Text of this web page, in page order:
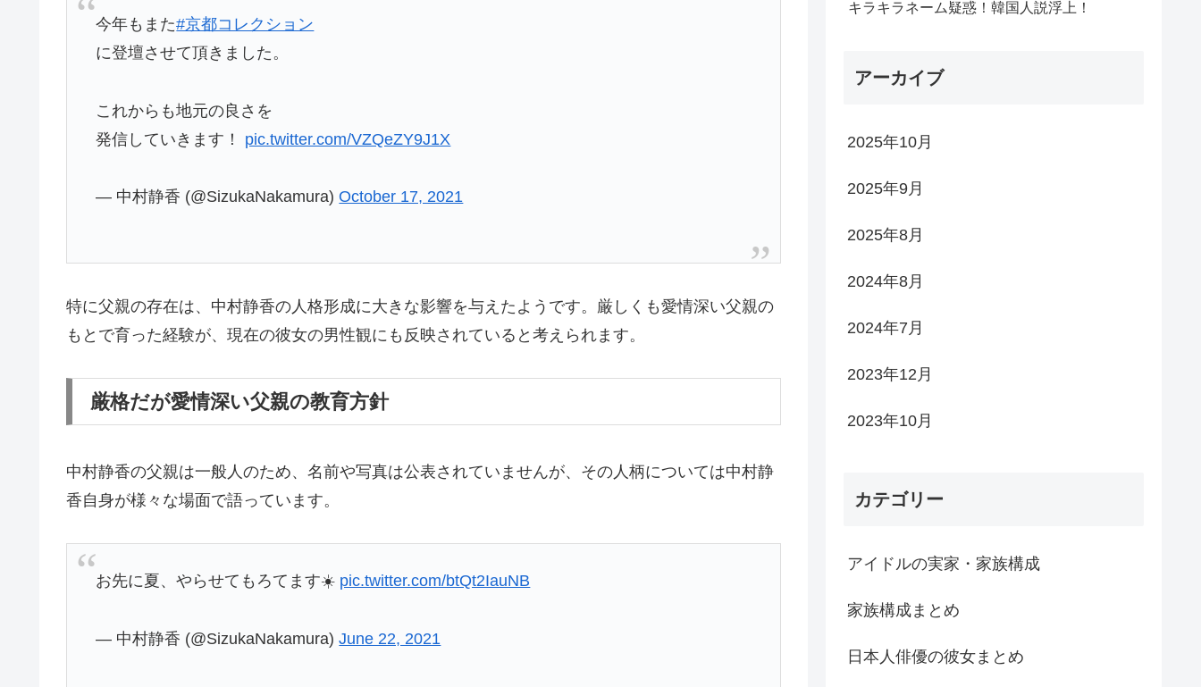
今年もまた#京都コレクション
に登壇させて頂きました。
これからも地元の良さを
発信していきます！ pic.twitter.com/VZQeZY9J1X
— 中村静香 (@SizukaNakamura)October 17, 2021
特に父親の存在は、中村静香の人格形成に大きな影響を与えたようです。厳しくも愛情深い父親の
もとで育った経験が、現在の彼女の男性観にも反映されていると考えられます。
厳格だが愛情深い父親の教育方針
中村静香の父親は一般人のため、名前や写真は公表されていませんが、その人柄については中村静
香自身が様々な場面で語っています。
お先に夏、やらせてもろてます☀️ pic.twitter.com/btQt2IauNB
— 中村静香 (@SizukaNakamura)June 22, 2021
キラキラネーム疑惑！韓国人説浮上！
アーカイブ
2025年10月
2025年9月
2025年8月
2024年8月
2024年7月
2023年12月
2023年10月
カテゴリー
アイドルの実家・家族構成
家族構成まとめ
日本人俳優の彼女まとめ